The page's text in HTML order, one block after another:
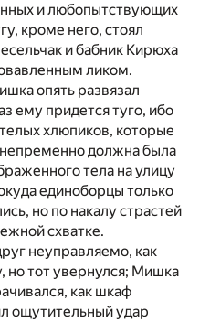
и любопытствующих
кроме него, стоял
и бабник Кирюха
ликом.
опять развязал
ему придется туго, ибо
хлюпиков, которые
должна была
тела на улицу
единоборцы только
но по накалу страстей
схватке.
неуправляемо, как
но тот увернулся; Мишка
как шкаф
ощутительный удар